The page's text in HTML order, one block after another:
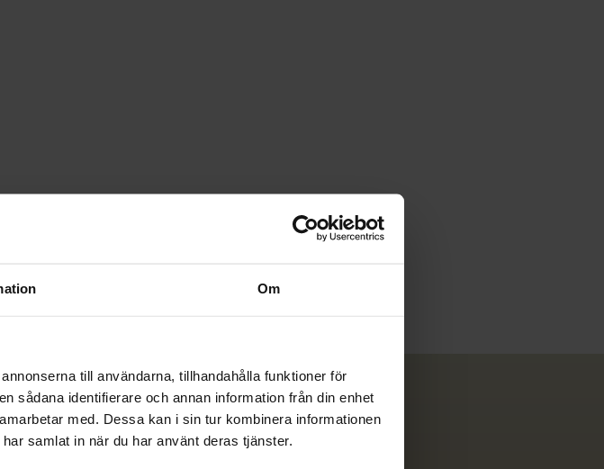
Om
till användarna, tillhandahålla funktioner för
sådana identifierare och annan information från din enhet
med. Dessa kan i sin tur kombinera informationen
samlat in när du har använt deras tjänster.